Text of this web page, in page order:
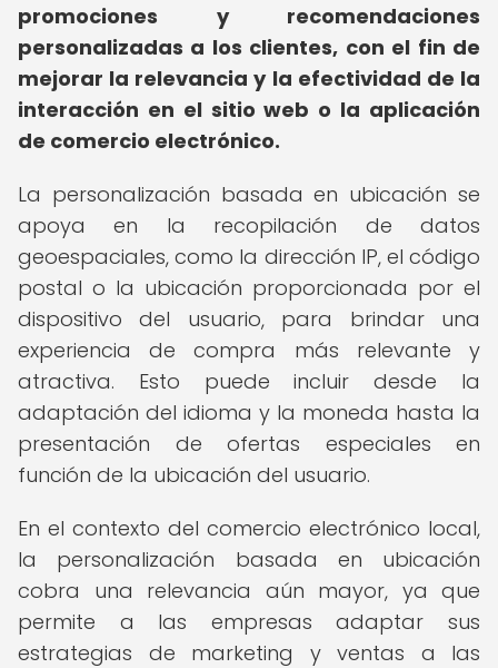
promociones y recomendaciones
personalizadas a los clientes, con el fin de
mejorar la relevancia y la efectividad de la
interacción en el sitio web o la aplicación
de comercio electrónico.
La personalización basada en ubicación se
apoya en la recopilación de datos
geoespaciales, como la dirección IP, el código
postal o la ubicación proporcionada por el
dispositivo del usuario, para brindar una
experiencia de compra más relevante y
atractiva. Esto puede incluir desde la
adaptación del idioma y la moneda hasta la
presentación de ofertas especiales en
función de la ubicación del usuario.
En el contexto del comercio electrónico local,
la personalización basada en ubicación
cobra una relevancia aún mayor, ya que
permite a las empresas adaptar sus
estrategias de marketing y ventas a las